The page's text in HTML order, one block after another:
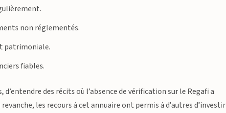
non réglementés.
patrimoniale.
fiables.
des récits où l’absence de vérification sur le Regafi a
les recours à cet annuaire ont permis à d’autres d’investir